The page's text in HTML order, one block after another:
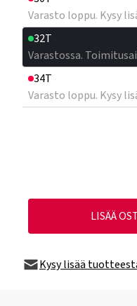
Varasto loppu. Kysy
32T
Varastossa.
34T
Varasto loppu. Kysy
LISÄÄ
Kysy lisää